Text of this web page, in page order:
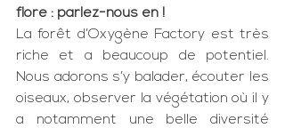
flore : parlez-nous en !
La forêt d’Oxygène Factory est très
riche et a beaucoup de potentiel.
Nous adorons s’y balader, écouter les
oiseaux, observer la végétation où il y
a notamment une belle diversité